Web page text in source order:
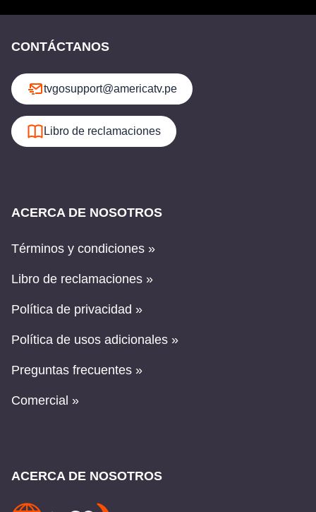
CONTÁCTANOS
tvgosupport@americatv.pe
Libro de reclamaciones
ACERCA DE NOSOTROS
Términos y condiciones »
Libro de reclamaciones »
Política de privacidad »
Política de usos adicionales »
Preguntas frecuentes »
Comercial »
ACERCA DE NOSOTROS